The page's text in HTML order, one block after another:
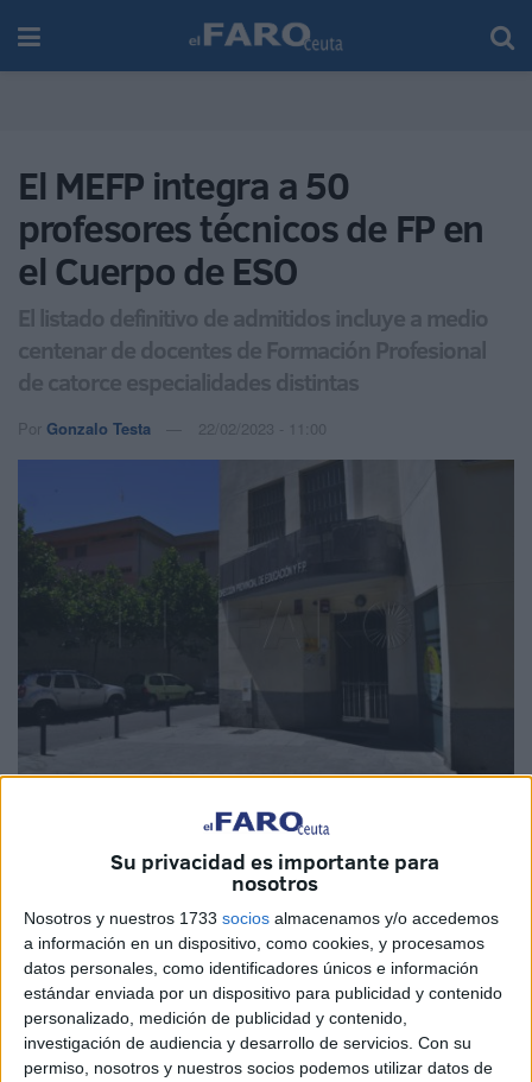
Su privacidad es importante para
nosotros
Nosotros y nuestros 1733 socios almacenamos y/o accedemos
a información en un dispositivo, como cookies, y procesamos
datos personales, como identificadores únicos e información
estándar enviada por un dispositivo para publicidad y contenido
personalizado, medición de publicidad y contenido,
investigación de audiencia y desarrollo de servicios. Con su
permiso, nosotros y nuestros socios podemos utilizar datos de
El MEFP integra a 50
profesores técnicos de FP en
el Cuerpo de ESO
El listado definitivo de admitidos incluye a medio
centenar de docentes de Formación Profesional
de catorce especialidades distintas
Por Gonzalo Testa
La Dirección Provincial del Ministerio de Educación y
Formación Profesional (MEFP) ha publicado el listado
definitivo de cincuenta profesores técnicos de FP
admitidosen Ceuta para su integración en el Cuerpo de
Educación Secundaria Obligatoria(ESO).